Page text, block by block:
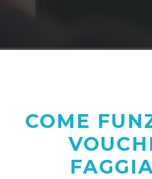
COME